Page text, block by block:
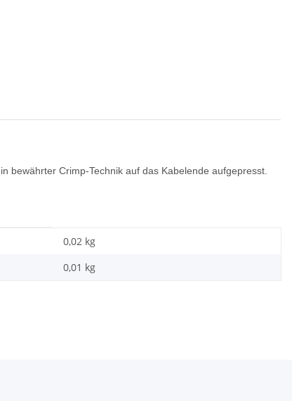
bewährter Crimp-Technik auf das Kabelende aufgepresst.
0,02 kg
0,01 kg